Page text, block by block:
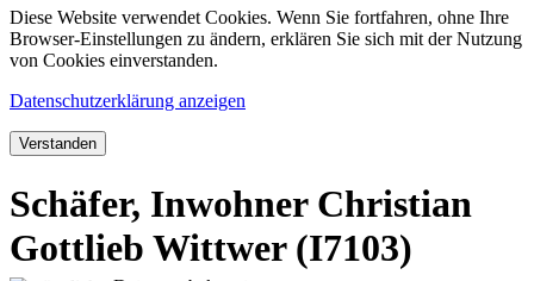
Diese Website verwendet Cookies. Wenn Sie fortfahren, ohne Ihre
Browser-Einstellungen zu ändern, erklären Sie sich mit der Nutzung
von Cookies einverstanden.
Datenschutzerklärung anzeigen
Verstanden
Schäfer, Inwohner Christian
Gottlieb Wittwer (I7103)